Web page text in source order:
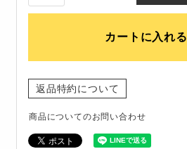
カートに入れる
返品特約について
商品についてのお問い合わせ